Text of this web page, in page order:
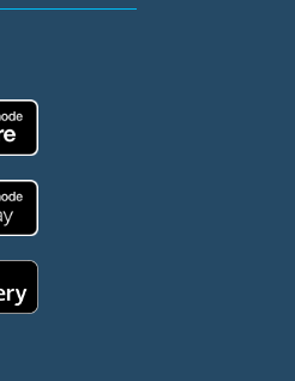
App Store
Google Play
Huawei app gallery